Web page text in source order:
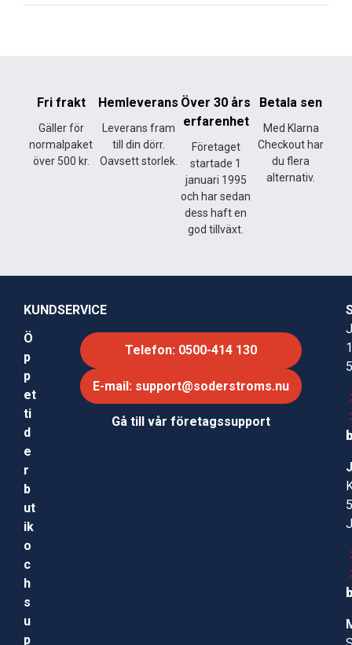
Fri frakt
Gäller för
normalpaket
över 500 kr.
Hemleverans
Leverans fram
till din dörr.
Oavsett storlek.
Över 30 års
erfarenhet
Företaget
startade 1
januari 1995
och har sedan
dess haft en
god tillväxt.
Betala sen
Med Klarna
Checkout har
du flera
alternativ.
KUNDSERVICE
Ö
p
p
et
ti
d
e
r
b
ut
ik
o
c
h
s
u
p
Telefon: 0500-414 130
E-mail: support@soderstroms.nu
Gå till vår företagssupport